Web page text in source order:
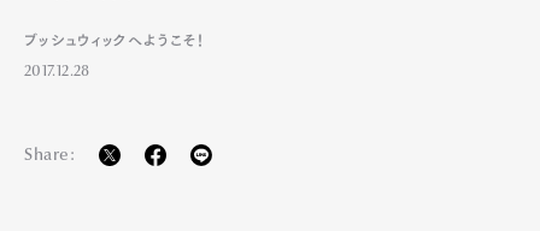
ブッシュウィックへようこそ！
2017.12.28
Share: